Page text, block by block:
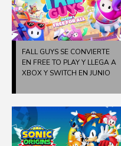
FALL GUYS SE CONVIERTE
EN FREE TO PLAY Y LLEGA A
XBOX Y SWITCH EN JUNIO